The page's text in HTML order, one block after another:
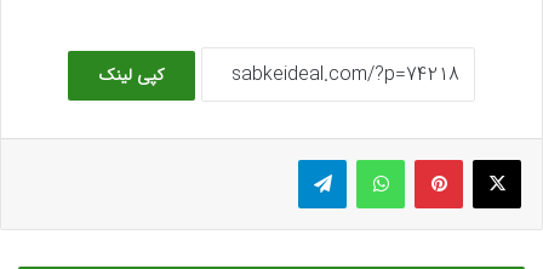
کپی لینک
ایکس پینتریستواتس آپ تلگرام